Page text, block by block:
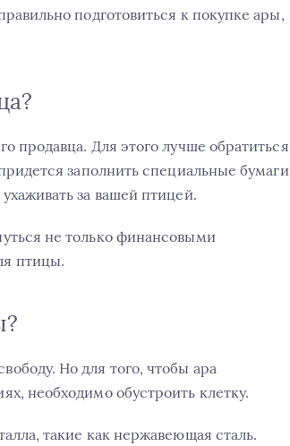
подготовиться к покупке ары,
продавца. Для этого лучше обратиться
заполнить специальные бумаги
за вашей птицей.
не только финансовыми
птицы.
Но для того, чтобы ара
необходимо обустроить клетку.
такие как нержавеющая сталь.